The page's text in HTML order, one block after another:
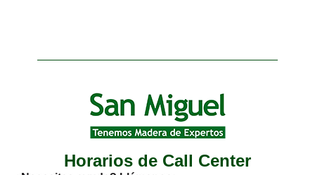
Horarios de Call Center